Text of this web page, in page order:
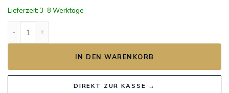
Lieferzeit: 3–8 Werktage
IN DEN WARENKORB
DIREKT ZUR KASSE →